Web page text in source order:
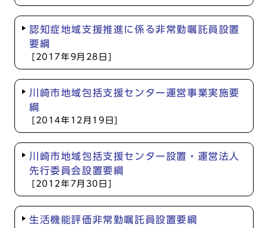
認知症地域支援推進に係る非常勤嘱託員設置
要綱
[2017年9月28日]
川崎市地域包括支援センター運営事業実施要
綱
[2014年12月19日]
川崎市地域包括支援センター設置・運営法人
先行委員会設置要綱
[2012年7月30日]
生活機能評価非常勤嘱託員設置要綱